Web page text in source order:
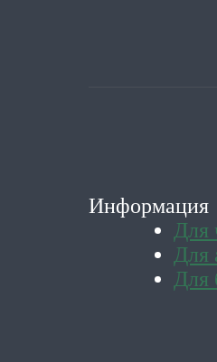
Информация
Для
Для
Для